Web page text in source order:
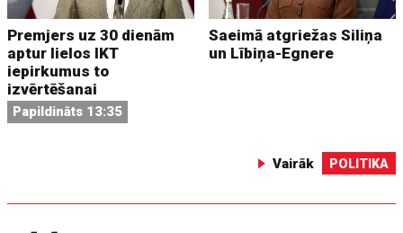
Premjers uz 30 dienām
aptur lielos IKT
iepirkumus to
izvērtēšanai
Papildināts 13:35
Saeimā atgriežas Siliņa
un Lībiņa-Egnere
Vairāk POLITIKA